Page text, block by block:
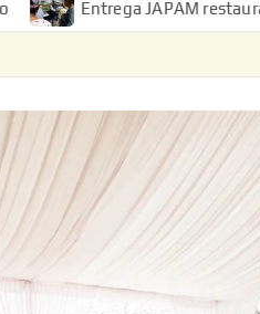
JAPAM restauración del